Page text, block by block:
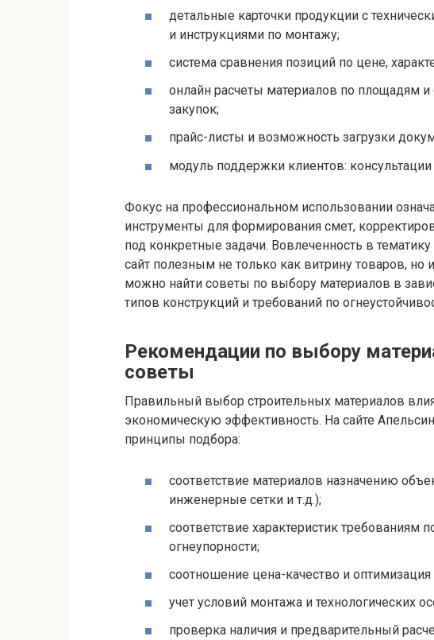
детальные карточки продукции с
и инструкциями по монтажу;
система сравнения позиций по цене,
онлайн расчеты материалов по площадям
закупок;
прайс-листы и возможность загрузки
модуль поддержки клиентов:
Фокус на профессиональном использовании
инструменты для формирования смет,
под конкретные задачи. Вовлеченность в
сайт полезным не только как витрину товаров,
можно найти советы по выбору материалов в
типов конструкций и требований по
Рекомендации по выбору
советы
Правильный выбор строительных материалов
экономическую эффективность. На сайте
принципы подбора:
соответствие материалов назначению
инженерные сетки и т.д.);
соответствие характеристик требованиям
огнеупорности;
соотношение цена-качество и
учет условий монтажа и технологических
проверка наличия и предварительный